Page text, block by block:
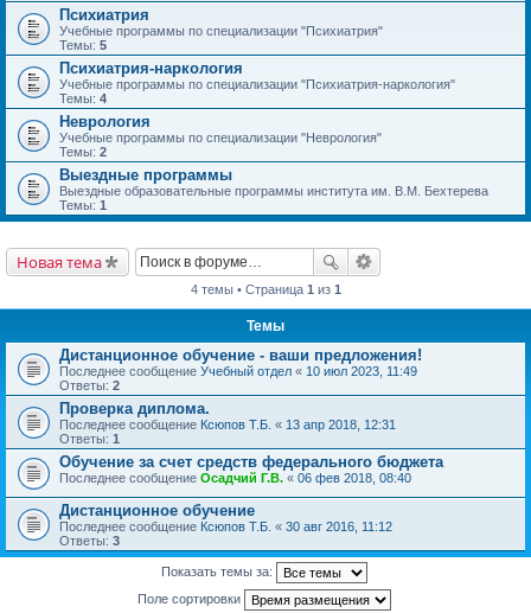
Психиатрия
Учебные программы по специализации "Психиатрия"
Темы: 5
Психиатрия-наркология
Учебные программы по специализации "Психиатрия-наркология"
Темы: 4
Неврология
Учебные программы по специализации "Неврология"
Темы: 2
Выездные программы
Выездные образовательные программы института им. В.М. Бехтерева
Темы: 1
Новая тема
4 темы • Страница 1 из 1
Темы
Дистанционное обучение - ваши предложения!
Последнее сообщение Учебный отдел « 10 июл 2023, 11:49
Ответы: 2
Проверка диплома.
Последнее сообщение Ксюпов Т.Б. « 13 апр 2018, 12:31
Ответы: 1
Обучение за счет средств федерального бюджета
Последнее сообщение Осадчий Г.В. « 06 фев 2018, 08:40
Дистанционное обучение
Последнее сообщение Ксюпов Т.Б. « 30 авг 2016, 11:12
Ответы: 3
Показать темы за:
Поле сортировки